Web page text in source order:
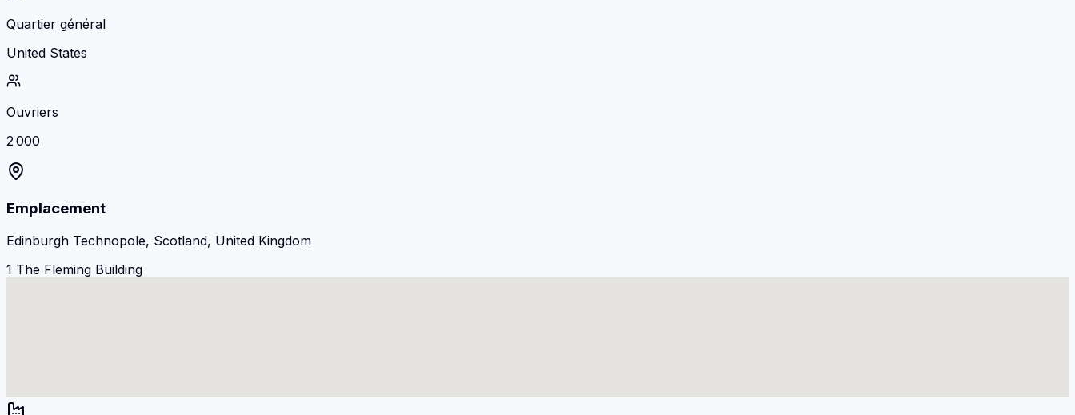
Quartier général
United States
Ouvriers
2 000
Emplacement
Edinburgh Technopole, Scotland, United Kingdom
1 The Fleming Building